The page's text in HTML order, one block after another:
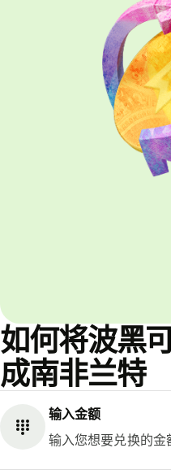
如何将波黑
成南非兰特
输入金额
输入您想要兑换的金